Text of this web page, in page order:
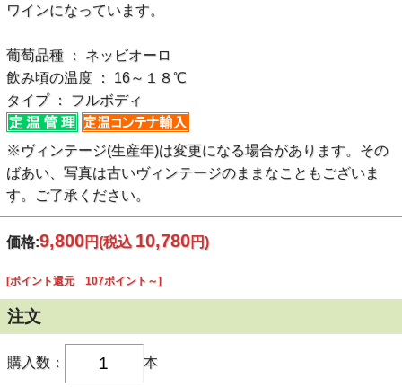
ワインになっています。
葡萄品種 ： ネッビオーロ
飲み頃の温度 ： 16～１８℃
タイプ ： フルボディ
※ヴィンテージ(生産年)は変更になる場合があります。その
ばあい、写真は古いヴィンテージのままなこともございま
す。ご了承ください。
価格:9,800円(税込 10,780円)
[ポイント還元 107ポイント～]
注文
購入数： 本